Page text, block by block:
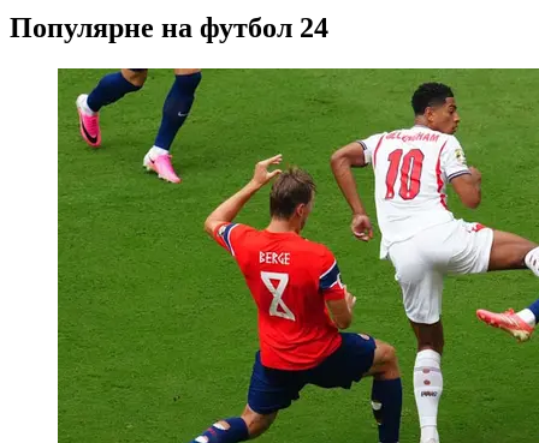
Популярне на футбол 24